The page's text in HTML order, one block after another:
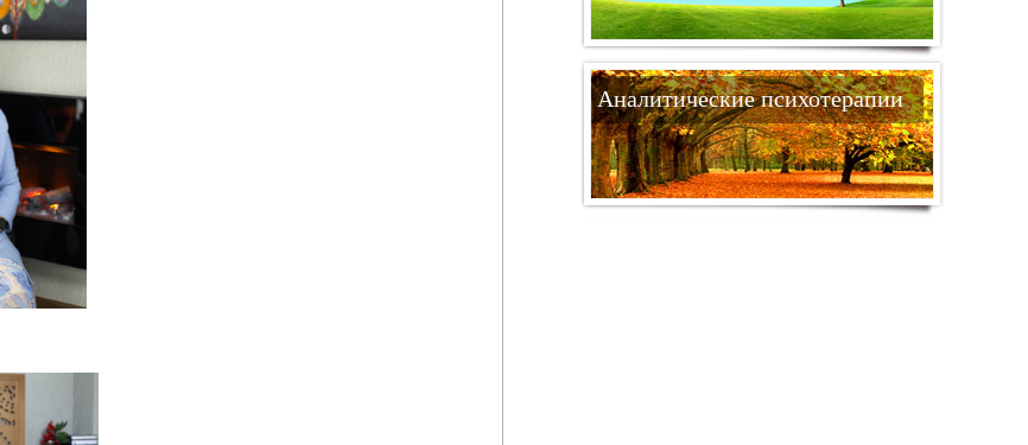
Аналитические психотерапии